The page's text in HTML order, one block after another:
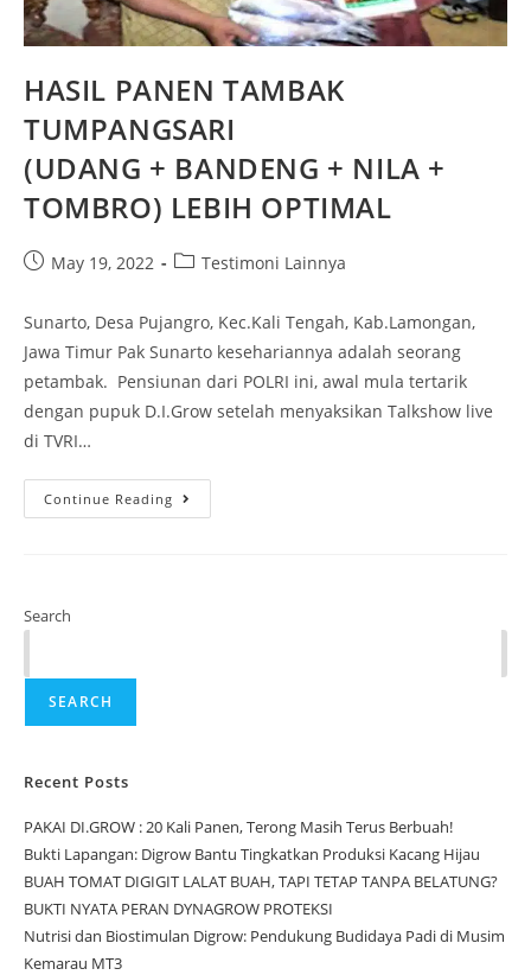
HASIL PANEN TAMBAK
TUMPANGSARI
(UDANG + BANDENG + NILA +
TOMBRO) LEBIH OPTIMAL
May 19, 2022 Testimoni Lainnya
Sunarto, Desa Pujangro, Kec.Kali Tengah, Kab.Lamongan,
Jawa Timur Pak Sunarto kesehariannya adalah seorang
petambak. Pensiunan dari POLRI ini, awal mula tertarik
dengan pupuk D.I.Grow setelah menyaksikan Talkshow live
di TVRI…
Continue Reading
Search
SEARCH
Recent Posts
PAKAI DI.GROW : 20 Kali Panen, Terong Masih Terus Berbuah!
Bukti Lapangan: Digrow Bantu Tingkatkan Produksi Kacang Hijau
BUAH TOMAT DIGIGIT LALAT BUAH, TAPI TETAP TANPA BELATUNG?
BUKTI NYATA PERAN DYNAGROW PROTEKSI
Nutrisi dan Biostimulan Digrow: Pendukung Budidaya Padi di Musim
Kemarau MT3